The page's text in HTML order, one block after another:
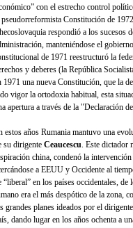
con el estrecho control
pseudorreformista Constitución de
respondió a los sucesos
manteniéndose el
de 1971 reestructuró la
y deberes (la República
1971 una nueva Constitución, que la
vigor la ortodoxia habitual, esta
apertura a través de la "Declaración
estos años Rumania mantuvo una
su dirigente Ceaucescu. Este dictador
china, condenó la
a EEUU y Occidente al
“liberal” en los países occidentales,
era el más despótico de la zona,
grandes planes ideados por el
dando lugar en los años ochenta a